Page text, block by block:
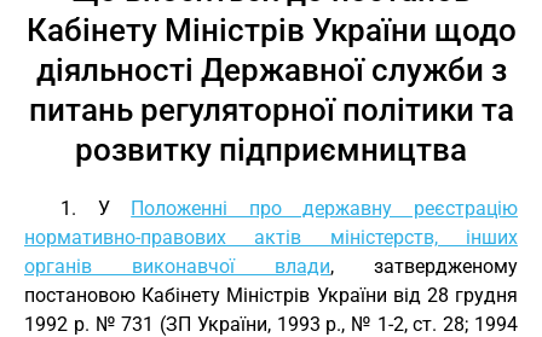
Кабінету Міністрів України щодо
діяльності Державної служби з
питань регуляторної політики та
розвитку підприємництва
1. У Положенні про державну реєстрацію
нормативно-правових актів міністерств, інших
органів виконавчої влади, затвердженому
постановою Кабінету Міністрів України від 28 грудня
1992 р. № 731 (ЗП України, 1993 р., № 1-2, ст. 28; 1994